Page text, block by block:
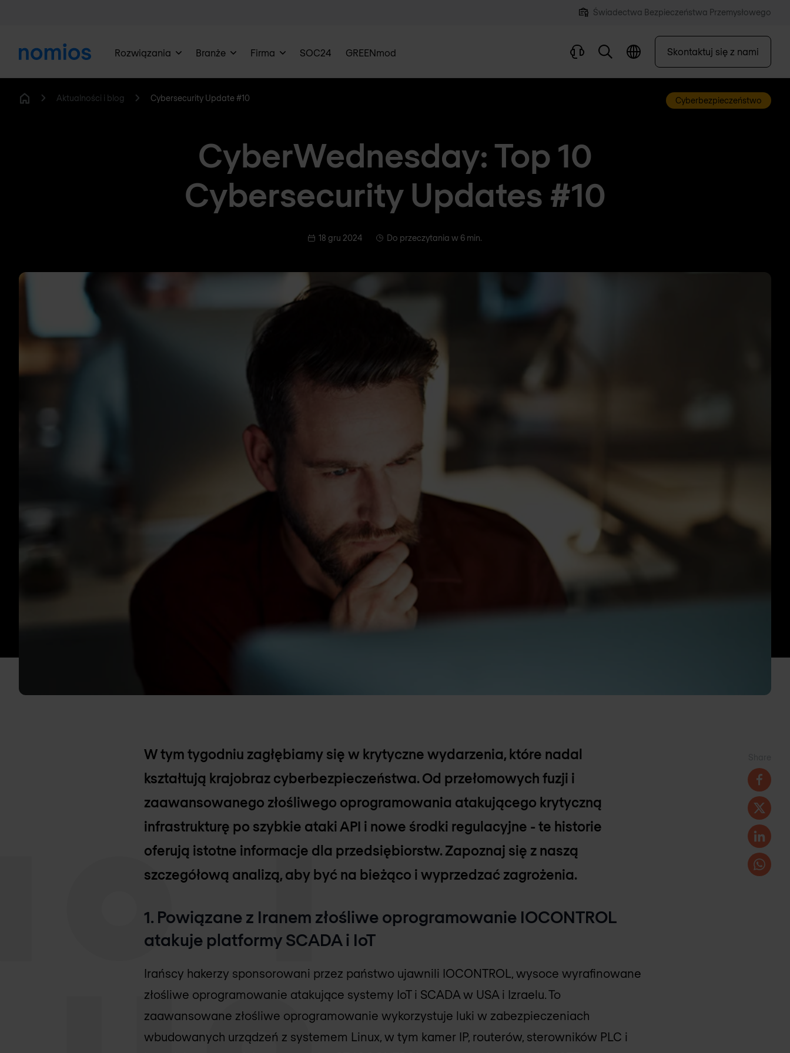
Świadectwa Bezpieczeństwa Przemysłowego
Rozwiązania Branże Firma SOC24 GREENmod Skontaktuj się z nami
Aktualności i blog Cybersecurity Update #10 Cyberbezpieczeństwo
CyberWednesday: Top 10
Cybersecurity Updates #10
18 gru 2024 Do przeczytania w 6 min.
W tym tygodniu zagłębiamy się w krytyczne wydarzenia, które nadal
kształtują krajobraz cyberbezpieczeństwa. Od przełomowych fuzji i
zaawansowanego złośliwego oprogramowania atakującego krytyczną
infrastrukturę po szybkie ataki API i nowe środki regulacyjne - te historie
oferują istotne informacje dla przedsiębiorstw. Zapoznaj się z naszą
szczegółową analizą, aby być na bieżąco i wyprzedzać zagrożenia.
1. Powiązane z Iranem złośliwe oprogramowanie IOCONTROL
atakuje platformy SCADA i IoT
Irańscy hakerzy sponsorowani przez państwo ujawnili IOCONTROL, wysoce wyrafinowane
złośliwe oprogramowanie atakujące systemy IoT i SCADA w USA i Izraelu. To
zaawansowane złośliwe oprogramowanie wykorzystuje luki w zabezpieczeniach
wbudowanych urządzeń z systemem Linux, w tym kamer IP, routerów, sterowników PLC i